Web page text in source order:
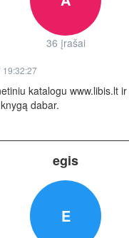
36 įrašai
19:32:27
katalogu www.libis.lt
dabar.
egis
E